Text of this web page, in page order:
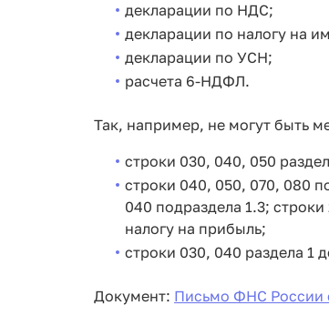
декларации по НДС;
декларации по налогу на
декларации по УСН;
расчета 6-НДФЛ.
Так, например, не могут быть
строки 030, 040, 050
строки 040, 050, 070, 080
040 подраздела 1.3;
налогу на прибыль;
строки 030, 040 раздела 1
Документ: Письмо ФНС России